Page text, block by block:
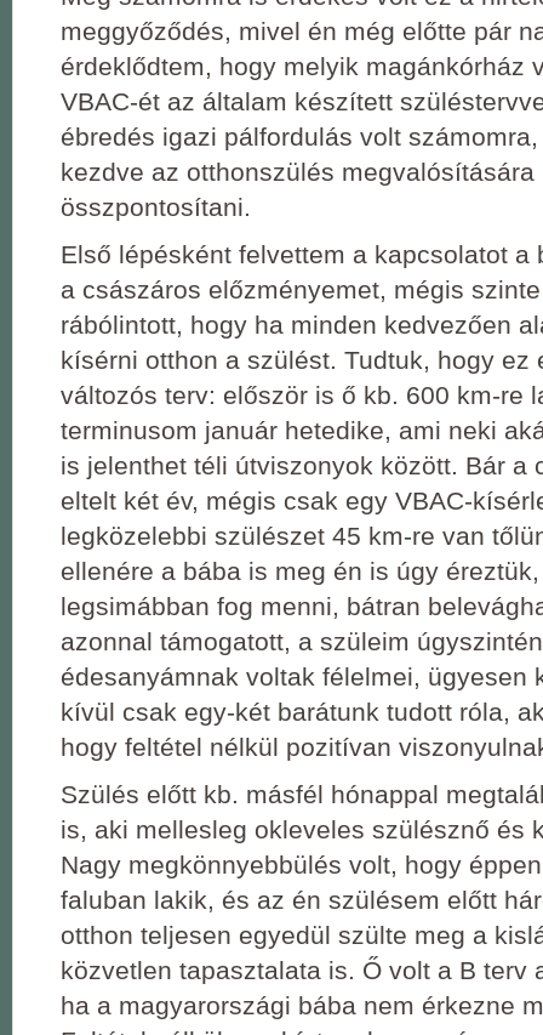
meggyőződés, mivel én még előtte pár
érdeklődtem, hogy melyik magánkórház
VBAC-ét az általam készített
ébredés igazi pálfordulás volt
kezdve az otthonszülés megvalósítására
összpontosítani.
Első lépésként felvettem a kapcsolatot a
a császáros előzményemet, mégis
rábólintott, hogy ha minden kedvezően
kísérni otthon a szülést. Tudtuk, hogy ez
változós terv: először is ő kb. 600 km-re
terminusom január hetedike, ami neki
is jelenthet téli útviszonyok között. Bár a
eltelt két év, mégis csak egy VBAC-
legközelebbi szülészet 45 km-re van
ellenére a bába is meg én is úgy
legsimábban fog menni, bátran
azonnal támogatott, a szüleim
édesanyámnak voltak félelmei, ügyesen
kívül csak egy-két barátunk tudott róla,
hogy feltétel nélkül pozitívan
Szülés előtt kb. másfél hónappal
is, aki mellesleg okleveles szülésznő és
Nagy megkönnyebbülés volt, hogy
faluban lakik, és az én szülésem előtt
otthon teljesen egyedül szülte meg a
közvetlen tapasztalata is. Ő volt a B terv
ha a magyarországi bába nem érkezne